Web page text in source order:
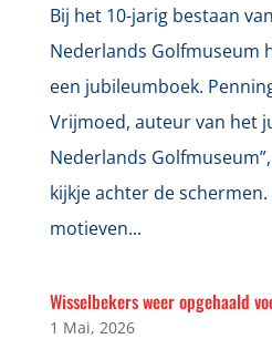
Bij het 10-jarig bestaan
Nederlands Golfmuseum
een jubileumboek.
Vrijmoed, auteur van het
Nederlands
kijkje achter de
motieven...
Wisselbekers weer opgehaald
1 Mai, 2026